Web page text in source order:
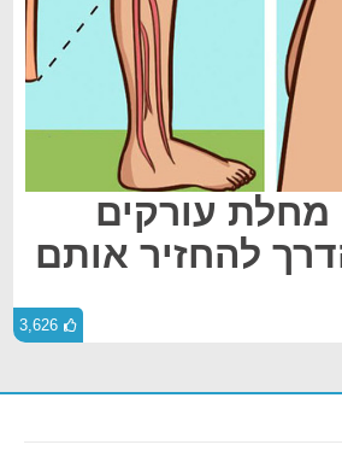
עורקים
להחזיר אותם
3,626